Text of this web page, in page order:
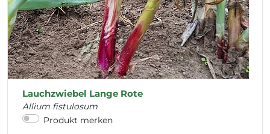
Lauchzwiebel Lange Rote
Allium fistulosum
Produkt merken